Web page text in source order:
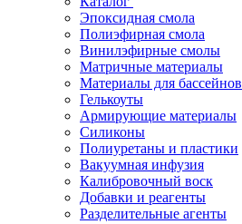
Эпоксидная смола
Полиэфирная смола
Винилэфирные смолы
Матричные материалы
Материалы для бассейнов
Гелькоуты
Армирующие материалы
Силиконы
Полиуретаны и пластики
Вакуумная инфузия
Калибровочный воск
Добавки и реагенты
Разделительные агенты